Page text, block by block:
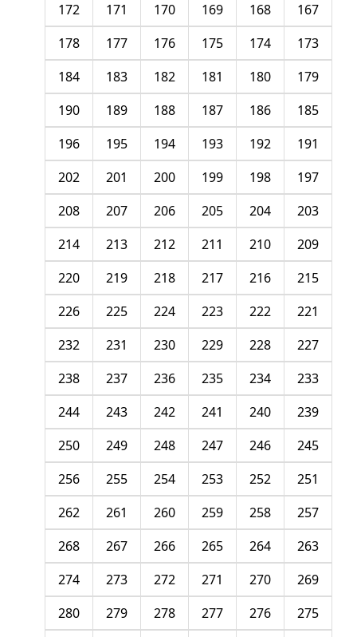
167
168
169
170
171
172
173
174
175
176
177
178
179
180
181
182
183
184
185
186
187
188
189
190
191
192
193
194
195
196
197
198
199
200
201
202
203
204
205
206
207
208
209
210
211
212
213
214
215
216
217
218
219
220
221
222
223
224
225
226
227
228
229
230
231
232
233
234
235
236
237
238
239
240
241
242
243
244
245
246
247
248
249
250
251
252
253
254
255
256
257
258
259
260
261
262
263
264
265
266
267
268
269
270
271
272
273
274
275
276
277
278
279
280